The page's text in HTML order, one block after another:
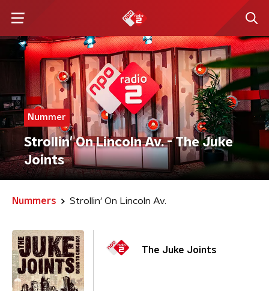
Nummer
Strollin' On Lincoln Av. - The Juke
Joints
Nummers Strollin' On Lincoln Av.
The Juke Joints